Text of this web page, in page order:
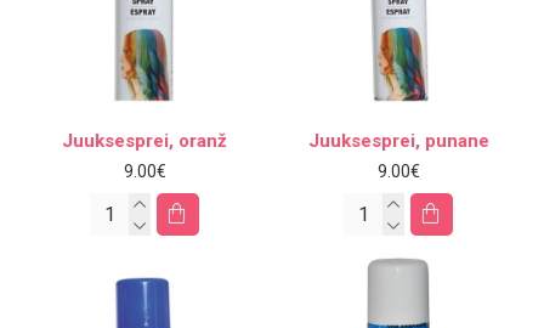
Juuksesprei, oranž
9.00€
Juuksesprei, punane
9.00€